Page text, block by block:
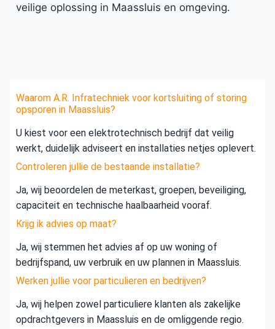
veilige oplossing in Maassluis en omgeving.
Waarom A.R. Infratechniek voor kortsluiting of storing
opsporen in Maassluis?
U kiest voor een elektrotechnisch bedrijf dat veilig
werkt, duidelijk adviseert en installaties netjes oplevert.
Controleren jullie de bestaande installatie?
Ja, wij beoordelen de meterkast, groepen, beveiliging,
capaciteit en technische haalbaarheid vooraf.
Krijg ik advies op maat?
Ja, wij stemmen het advies af op uw woning of
bedrijfspand, uw verbruik en uw plannen in Maassluis.
Werken jullie voor particulieren en bedrijven?
Ja, wij helpen zowel particuliere klanten als zakelijke
opdrachtgevers in Maassluis en de omliggende regio.